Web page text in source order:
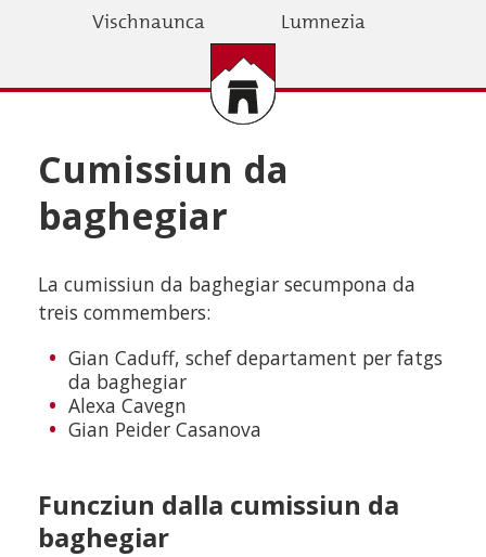
Vischnaunca Lumnezia
Cumissiun da
baghegiar
La cumissiun da baghegiar secumpona da
treis commembers:
Gian Caduff, schef departament per fatgs
da baghegiar
Alexa Cavegn
Gian Peider Casanova
Funcziun dalla cumissiun da
baghegiar